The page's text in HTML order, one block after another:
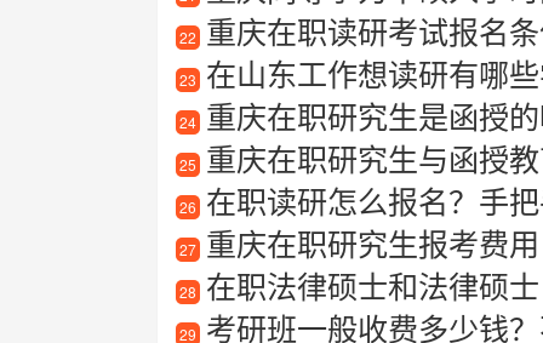
22 重庆在职读研考试报名
23 在山东工作想读研有哪些学
24 重庆在职研究生是函授
25 重庆在职研究生与函授
26 在职读研怎么报名？手
27 重庆在职研究生报考费用
28 在职法律硕士和法律硕士
29 考研班一般收费多少钱